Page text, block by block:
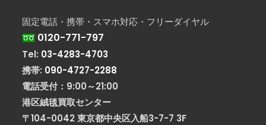
固定電話・携帯・スマホ対応・フリーダイヤル
0120-771-797
Tel: 03-4283-4703
携帯: 090-4727-2288
電話受付：9:00～21:00
港区絨毯買取センター
〒104-0042 東京都中央区入船3-7-7 3F